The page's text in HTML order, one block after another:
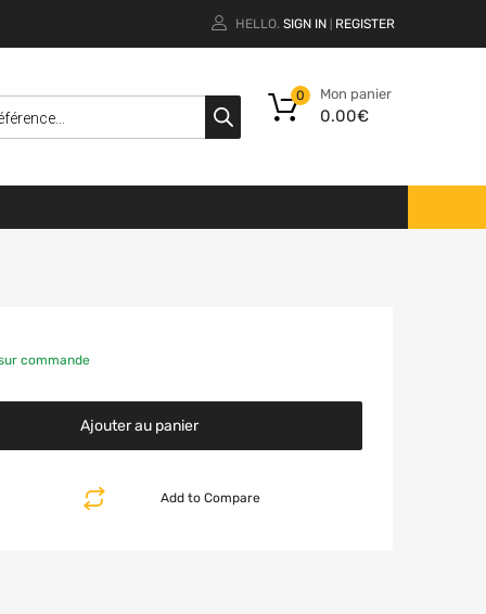
HELLO. SIGN IN REGISTER
Mon panier
0.00€
0
commande
Ajouter au panier
Add to Compare